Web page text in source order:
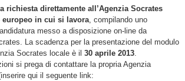
richiesta direttamente all’Agenzia Socrates
europeo in cui si lavora , compilando uno
messo a disposizione on-line da
La scadenza per la presentazione del modulo
Socrates locale è il 30 aprile 2013
si prega di contattare la propria Agenzia
qui il seguente link: